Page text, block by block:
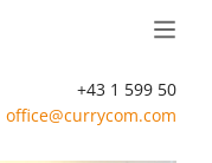
+43 1 599 50
office@currycom.com